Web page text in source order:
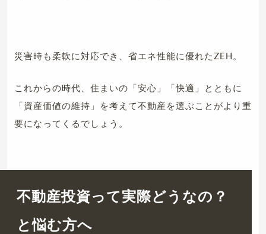
災害時も柔軟に対応でき、省エネ性能に優れたZEH。
これからの時代、住まいの「安心」「快適」とともに
「資産価値の維持」を考えて不動産を選ぶことがより重
要になってくるでしょう。
不動産投資って実際どうなの？
と悩む方へ